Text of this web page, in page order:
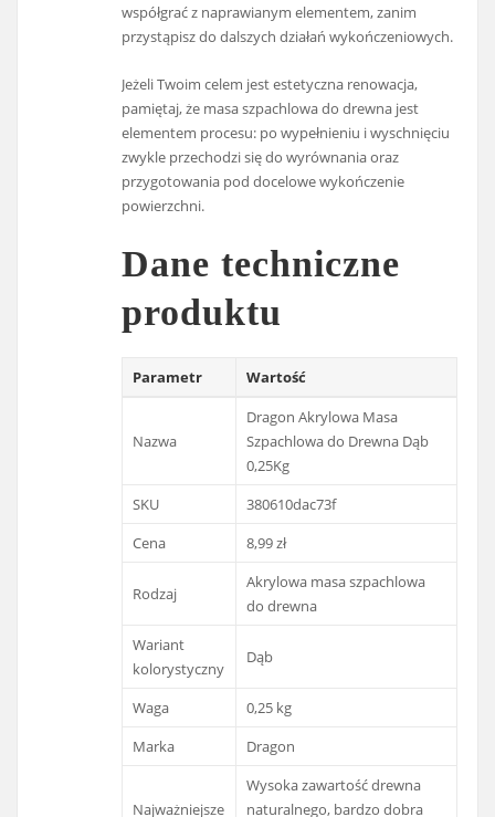
współgrać z naprawianym elementem, zanim
przystąpisz do dalszych działań wykończeniowych.
Jeżeli Twoim celem jest estetyczna renowacja,
pamiętaj, że masa szpachlowa do drewna jest
elementem procesu: po wypełnieniu i wyschnięciu
zwykle przechodzi się do wyrównania oraz
przygotowania pod docelowe wykończenie
powierzchni.
Dane techniczne
produktu
Parametr Wartość
Nazwa
Dragon Akrylowa Masa
Szpachlowa do Drewna Dąb
0,25Kg
SKU
380610dac73f
Cena
8,99 zł
Rodzaj
Akrylowa masa szpachlowa
do drewna
Wariant
kolorystyczny
Dąb
Waga
0,25 kg
Marka
Dragon
Najważniejsze
Wysoka zawartość drewna
naturalnego, bardzo dobra